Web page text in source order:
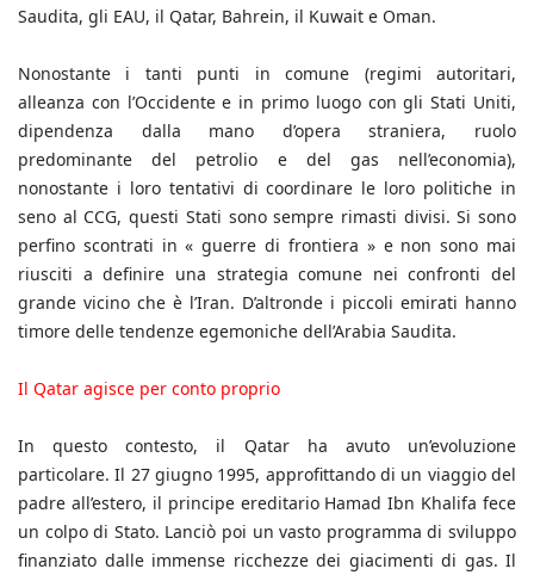
Saudita, gli EAU, il Qatar, Bahrein, il Kuwait e Oman.
Nonostante i tanti punti in comune (regimi autoritari,
alleanza con l’Occidente e in primo luogo con gli Stati Uniti,
dipendenza dalla mano d’opera straniera, ruolo
predominante del petrolio e del gas nell’economia),
nonostante i loro tentativi di coordinare le loro politiche in
seno al CCG, questi Stati sono sempre rimasti divisi. Si sono
perfino scontrati in « guerre di frontiera » e non sono mai
riusciti a definire una strategia comune nei confronti del
grande vicino che è l’Iran. D’altronde i piccoli emirati hanno
timore delle tendenze egemoniche dell’Arabia Saudita.
Il Qatar agisce per conto proprio
In questo contesto, il Qatar ha avuto un’evoluzione
particolare. Il 27 giugno 1995, approfittando di un viaggio del
padre all’estero, il principe ereditario Hamad Ibn Khalifa fece
un colpo di Stato. Lanciò poi un vasto programma di sviluppo
finanziato dalle immense ricchezze dei giacimenti di gas. Il